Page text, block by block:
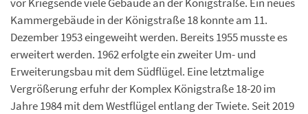
Kammergebäude in der Königstraße 18 konnte am 11.
Dezember 1953 eingeweiht werden. Bereits 1955 musste es
erweitert werden. 1962 erfolgte ein zweiter Um- und
Erweiterungsbau mit dem Südflügel. Eine letztmalige
Vergrößerung erfuhr der Komplex Königstraße 18-20 im
Jahre 1984 mit dem Westflügel entlang der Twiete. Seit 2019